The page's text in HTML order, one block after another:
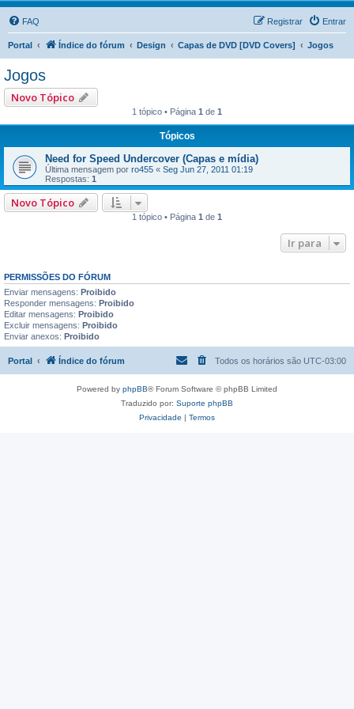
FAQ Entrar
Registrar
Portal Índice do fórum Design Capas de DVD [DVD Covers] Jogos
Jogos
Novo Tópico
1 tópico • Página 1 de 1
Tópicos
Need for Speed Undercover (Capas e mídia)
Última mensagem por ro455 « Seg Jun 27, 2011 01:19
Respostas: 1
Novo Tópico
1 tópico • Página 1 de 1
Ir para
PERMISSÕES DO FÓRUM
Enviar mensagens: Proibido
Responder mensagens: Proibido
Editar mensagens: Proibido
Excluir mensagens: Proibido
Enviar anexos: Proibido
Portal Índice do fórum Todos os horários são UTC-03:00
Powered by phpBB® Forum Software © phpBB Limited
Traduzido por: Suporte phpBB
Privacidade | Termos